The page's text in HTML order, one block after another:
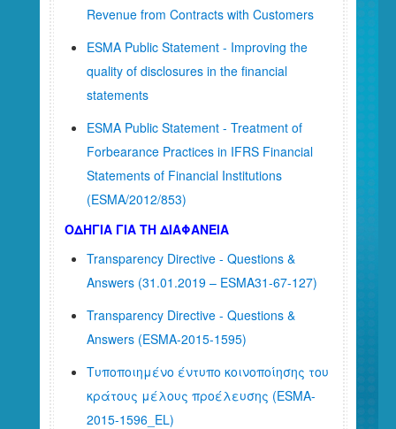
Revenue from Contracts with Customers
ESMA Public Statement - Improving the
quality of disclosures in the financial
statements
ESMA Public Statement - Treatment of
Forbearance Practices in IFRS Financial
Statements of Financial Institutions
(ESMA/2012/853)
ΟΔΗΓΙΑ ΓΙΑ ΤΗ ΔΙΑΦΑΝΕΙΑ
Transparency Directive - Questions &
Answers (31.01.2019 – ESMA31-67-127)
Transparency Directive - Questions &
Answers (ESMA-2015-1595)
Τυποποιημένο έντυπο κοινοποίησης του
κράτους μέλους προέλευσης (ESMA-
2015-1596_EL)